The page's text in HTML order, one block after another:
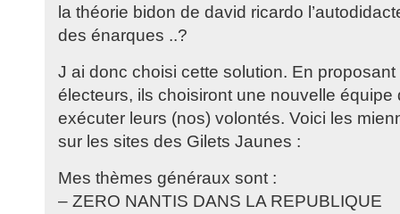
la théorie bidon de david ricardo
des énarques ..?
J ai donc choisi cette solution. En
électeurs, ils choisiront une nouvelle équipe
exécuter leurs (nos) volontés. Voici les
sur les sites des Gilets Jaunes :
Mes thèmes généraux sont :
– ZERO NANTIS DANS LA REPUBLIQUE